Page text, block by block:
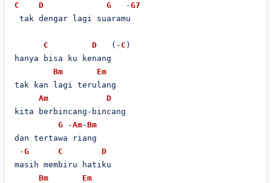
C
D G
   -
G7
tak dengar lagi suaramu
C D
   (-
C )
hanya bisa ku kenang
Bm
Em
tak kan lagi terulang
Am
D
kita berbincang-bincang
G -Am-Bm
dan tertawa riang
-G C
D
masih membiru hatiku
Bm
Em